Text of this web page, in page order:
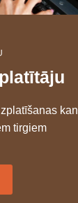
tirgiem